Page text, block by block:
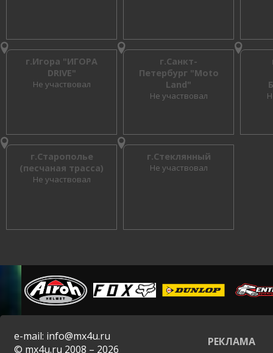
г.Игора "ИГОРА
DRIVE"
Не участвовал
г.Санкт-
Петербург "Moto
Land"
Не участвовал
г.Старополье
(песчаная трасса)
Не участвовал
г.Стеклянный
Не участвовал
e-mail: info@mx4u.ru
© mx4u.ru 2008 – 2026
РЕКЛАМА